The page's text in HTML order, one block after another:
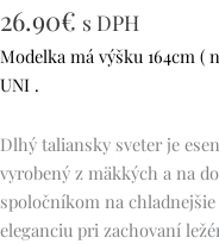
26.90€ s DPH
Modelka má výšku 164cm (
UNI .
Dlhý taliansky sveter je
vyrobený z mäkkých a na
spoločníkom na
eleganciu pri zachovaní